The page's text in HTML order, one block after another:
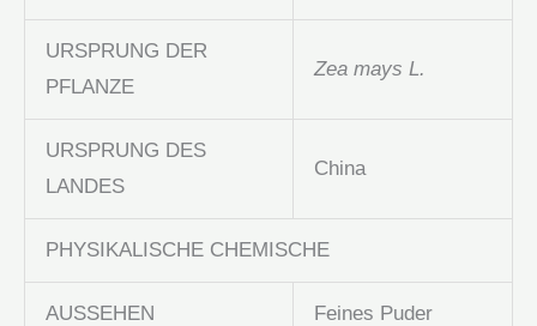
URSPRUNG DER
PFLANZE
Zea mays L.
URSPRUNG DES
LANDES
China
PHYSIKALISCHE CHEMISCHE
AUSSEHEN Feines Puder